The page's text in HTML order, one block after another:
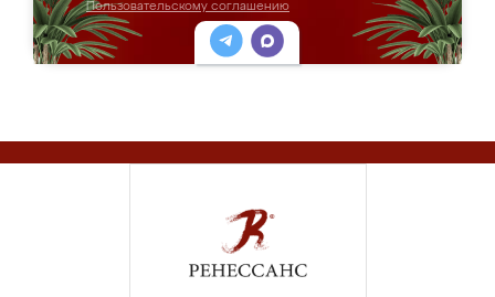
Пользовательскому соглашению